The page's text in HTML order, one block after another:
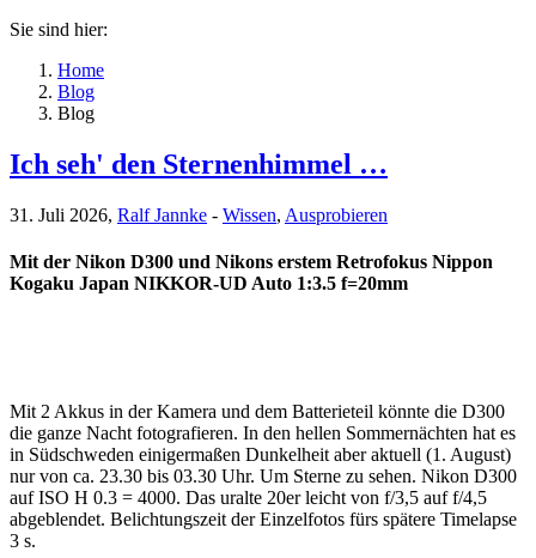
Sie sind hier:
Home
Blog
Blog
Ich seh' den Sternenhimmel …
31. Juli 2026, Ralf Jannke - Wissen, Ausprobieren
Mit der Nikon D300 und Nikons erstem Retrofokus Nippon
Kogaku Japan NIKKOR-UD Auto 1:3.5 f=20mm
Mit 2 Akkus in der Kamera und dem Batterieteil könnte die D300
die ganze Nacht fotografieren. In den hellen Sommernächten hat es
in Südschweden einigermaßen Dunkelheit aber aktuell (1. August)
nur von ca. 23.30 bis 03.30 Uhr. Um Sterne zu sehen. Nikon D300
auf ISO H 0.3 = 4000. Das uralte 20er leicht von f/3,5 auf f/4,5
abgeblendet. Belichtungszeit der Einzelfotos fürs spätere Timelapse
3 s.